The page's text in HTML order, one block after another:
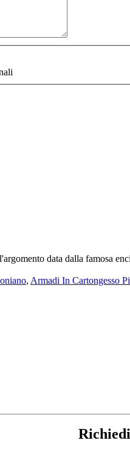
data dalla famosa
, Armadi In Cartongesso